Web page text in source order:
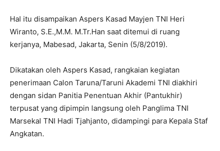
Hal itu disampaikan Aspers Kasad Mayjen TNI Heri
Wiranto, S.E.,M.M. M.Tr.Han saat ditemui di ruang
kerjanya, Mabesad, Jakarta, Senin (5/8/2019).
Dikatakan oleh Aspers Kasad, rangkaian kegiatan
penerimaan Calon Taruna/Taruni Akademi TNI diakhiri
dengan sidan Panitia Penentuan Akhir (Pantukhir)
terpusat yang dipimpin langsung oleh Panglima TNI
Marsekal TNI Hadi Tjahjanto, didampingi para Kepala Staf
Angkatan.